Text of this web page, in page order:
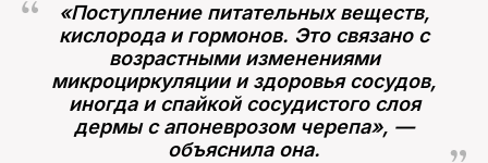
«Поступление питательных веществ,
кислорода и гормонов. Это связано с
возрастными изменениями
микроциркуляции и здоровья сосудов,
иногда и спайкой сосудистого слоя
дермы с апоневрозом черепа», —
объяснила она.